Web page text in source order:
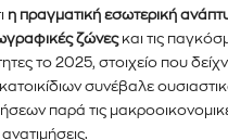
ανησυχείτε, σεβόμαστε την
στείλουμε ανεπιθύμητα
σας είναι ασφαλείς μαζί μας.
η πραγματική εσωτερική
ζώνεςκαι τις
το 2025, στοιχείο που
συνέβαλε
παρά τις μακροοικονομικές